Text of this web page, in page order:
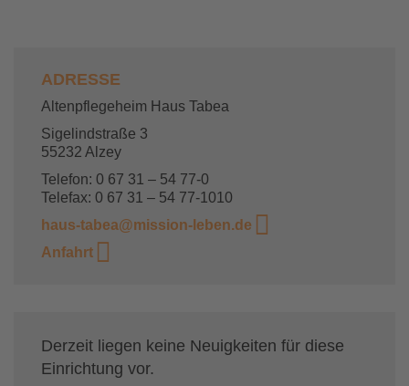
ADRESSE
Altenpflegeheim Haus Tabea
Sigelindstraße 3
55232 Alzey
Telefon: 0 67 31 – 54 77-0
Telefax: 0 67 31 – 54 77-1010
haus-tabea@mission-leben.de
Anfahrt
Derzeit liegen keine Neuigkeiten für diese
Einrichtung vor.